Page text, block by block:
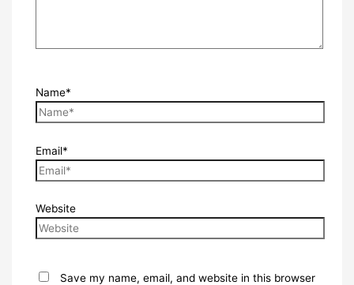
Name*
Email*
Website
Save my name, email, and website in this browser